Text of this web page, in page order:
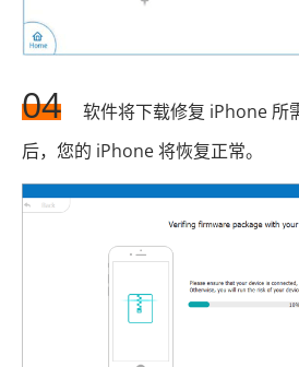
04
软件将下载修复 iPhone 所
后，您的 iPhone 将恢复正常。